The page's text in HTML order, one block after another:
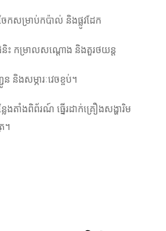
ែកសម្រាប់កប៉ាល់ និងផ្លូវដែក
និះ កម្រាលសណ្តោង និងតួរថយន្ត
និងសម្ភារៈវេចខ្ចប់។
ែងតាំងពិព័រណ៍ ធ្នើរដាក់គ្រឿងសង្ហារិម
។